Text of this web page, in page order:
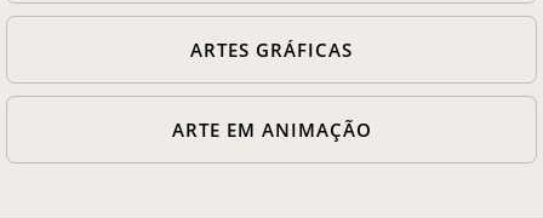
ARTES GRÁFICAS
ARTE EM ANIMAÇÃO